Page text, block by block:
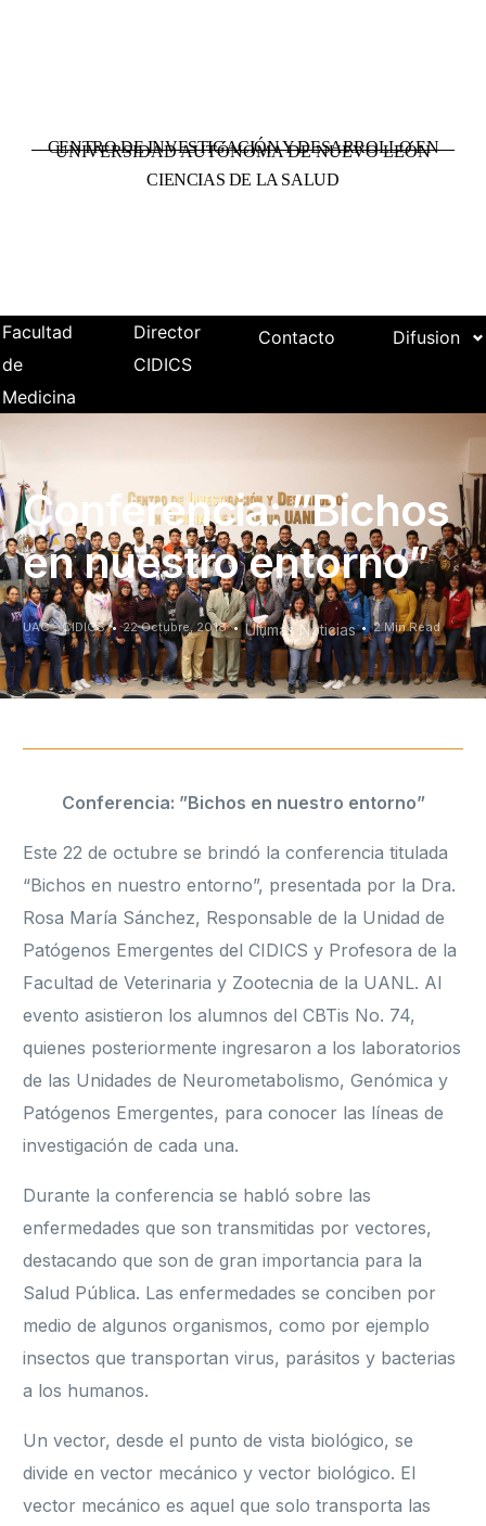
UNIVERSIDAD AUTÓNOMA DE NUEVO LEÓN
CENTRO DE INVESTIGACIÓN Y DESARROLLO EN
CIENCIAS DE LA SALUD
Facultad
de
Medicina
Director
CIDICS
Contacto Difusion
Conferencia: ”Bichos
en nuestro entorno”
UAC - CIDICS 22 Octubre, 2018 Últimas Noticias 2 Min Read
Conferencia: ”Bichos en nuestro entorno”
Este 22 de octubre se brindó la conferencia titulada
“Bichos en nuestro entorno”, presentada por la Dra.
Rosa María Sánchez, Responsable de la Unidad de
Patógenos Emergentes del CIDICS y Profesora de la
Facultad de Veterinaria y Zootecnia de la UANL. Al
evento asistieron los alumnos del CBTis No. 74,
quienes posteriormente ingresaron a los laboratorios
de las Unidades de Neurometabolismo, Genómica y
Patógenos Emergentes, para conocer las líneas de
investigación de cada una.
Durante la conferencia se habló sobre las
enfermedades que son transmitidas por vectores,
destacando que son de gran importancia para la
Salud Pública. Las enfermedades se conciben por
medio de algunos organismos, como por ejemplo
insectos que transportan virus, parásitos y bacterias
a los humanos.
Un vector, desde el punto de vista biológico, se
divide en vector mecánico y vector biológico. El
vector mecánico es aquel que solo transporta las